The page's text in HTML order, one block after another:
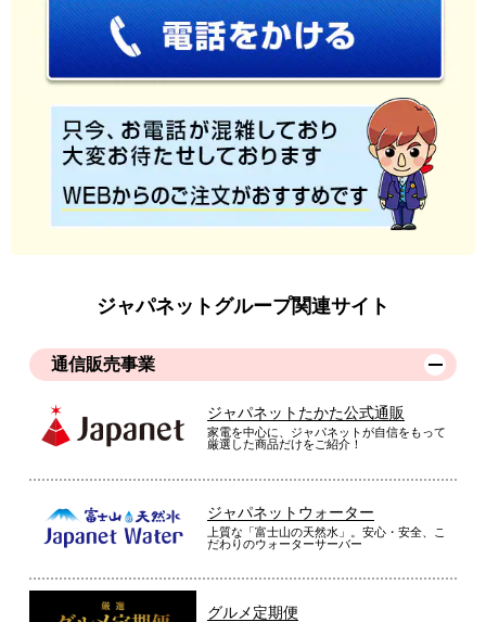
ジャパネットグループ関連サイト
通信販売事業
ジャパネットたかた公式通販
家電を中心に、ジャパネットが自信をもって
厳選した商品だけをご紹介！
ジャパネットウォーター
上質な「富士山の天然水」。安心・安全、こ
だわりのウォーターサーバー
グルメ定期便